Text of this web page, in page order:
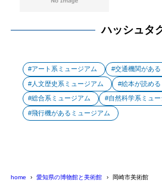
ハッシュタ
アート系ミュージアム 交通機関があ
人文歴史系ミュージアム 絵本が読め
総合系ミュージアム 自然科学系ミュー
飛行機があるミュージアム
home 愛知県の博物館と美術館 岡崎市美術館